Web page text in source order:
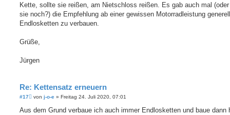
Kette, sollte sie reißen, am Nietschloss reißen. Es gab auch mal
sie noch?) die Empfehlung ab einer gewissen Motorradleistung
Endlosketten zu verbauen.
Grüße,
Jürgen
Re: Kettensatz erneuern
#17
Bvon j-o-e » Freitag 24. Juli 2020, 07:01
Aus dem Grund verbaue ich auch immer Endlosketten und baue dann